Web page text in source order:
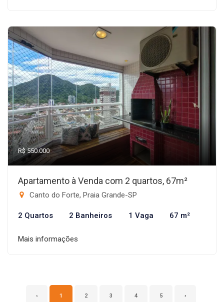
R$ 550.000
Apartamento à Venda com 2 quartos, 67m²
Canto do Forte, Praia Grande-SP
2 Quartos 2 Banheiros 1 Vaga 67 m²
Mais informações
‹ 1 2 3 4 5 ›